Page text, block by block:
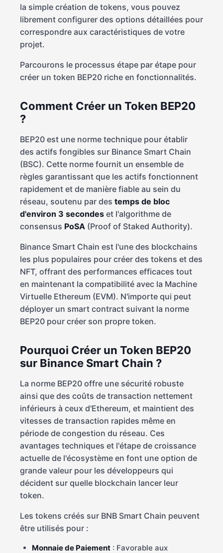
la simple création de tokens, vous pouvez
librement configurer des options détaillées pour
correspondre aux caractéristiques de votre
projet.
Parcourons le processus étape par étape pour
créer un token BEP20 riche en fonctionnalités.
Comment Créer un Token BEP20
?
BEP20 est une norme technique pour établir
des actifs fongibles sur Binance Smart Chain
(BSC). Cette norme fournit un ensemble de
règles garantissant que les actifs fonctionnent
rapidement et de manière fiable au sein du
réseau, soutenu par des temps de bloc
d'environ 3 secondes et l'algorithme de
consensus PoSA (Proof of Staked Authority).
Binance Smart Chain est l'une des blockchains
les plus populaires pour créer des tokens et des
NFT, offrant des performances efficaces tout
en maintenant la compatibilité avec la Machine
Virtuelle Ethereum (EVM). N'importe qui peut
déployer un smart contract suivant la norme
BEP20 pour créer son propre token.
Pourquoi Créer un Token BEP20
sur Binance Smart Chain ?
La norme BEP20 offre une sécurité robuste
ainsi que des coûts de transaction nettement
inférieurs à ceux d'Ethereum, et maintient des
vitesses de transaction rapides même en
période de congestion du réseau. Ces
avantages techniques et l'étape de croissance
actuelle de l'écosystème en font une option de
grande valeur pour les développeurs qui
décident sur quelle blockchain lancer leur
token.
Les tokens créés sur BNB Smart Chain peuvent
être utilisés pour :
Monnaie de Paiement : Favorable aux